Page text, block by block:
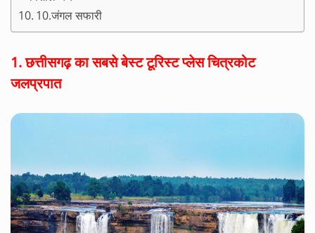
10.जंगल सफारी
1.छत्तीसगढ़ का सबसे बेस्ट टूरिस्ट प्लेस चित्रकोट
जलप्रपात